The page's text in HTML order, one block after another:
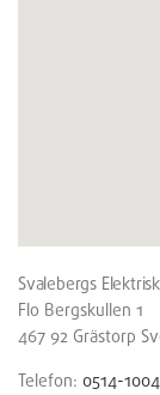
Svalebergs
Flo Bergskullen 1
467 92 Grästorp
Telefon: 0514-